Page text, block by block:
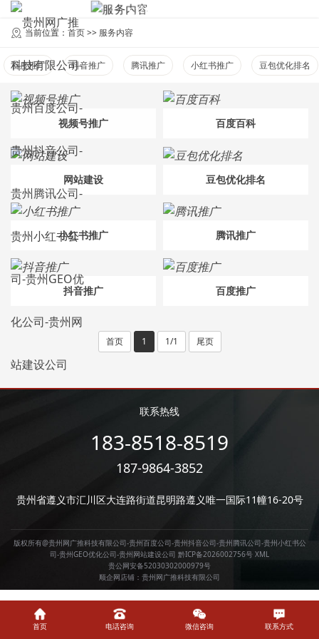
SERVICES
当前位置： 首页>> 服务内容
百度推广 抖音推广 腾讯推广 小红书推广 豆包优化排名
视频号推广 百度百科
网站建设 豆包优化排名
小红书推广 腾讯推广
抖音推广 百度推广
首页 1 1/1 尾页
联系热线
183-8518-8519
187-9864-3852
贵州省遵义市汇川区大连路街道昆明路遵义唯一国际11幢16-20号
版权所有@贵州网广推科技有限公司-贵州百度公司-贵州抖音公司-贵州腾讯公司-贵州小红书公
司-贵州GEO优化公司-贵州网站建设公司 黔ICP备2026002756号 XML
贵公网安备52030302000979号
顺企网店铺： 贵州网广推科技有限公司
首页 电话咨询 微信咨询 联系方式